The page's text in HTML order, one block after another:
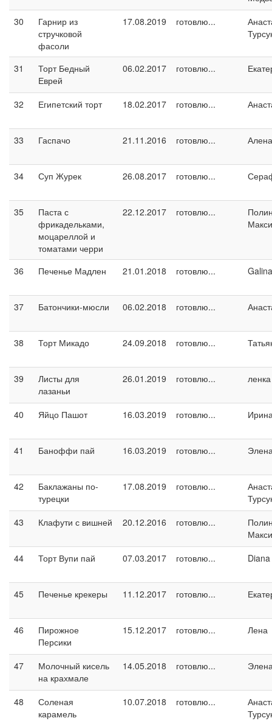
30
Гарнир из
стручковой
фасоли
17.08.2019 готовлю...
31
Торт Бедный
Еврей
06.02.2017 готовлю...
32 Египетский торт 18.02.2017 готовлю...
33 Гаспачо 21.11.2016 готовлю... Алена
34 Суп Журек 26.08.2017 готовлю...
35
Паста с
фрикадельками,
моцареллой и
томатами черри
22.12.2017 готовлю...
36 Печенье Мадлен 21.01.2018 готовлю...
37 Батончики-мюсли 06.02.2018 готовлю...
38 Торт Микадо 24.09.2018 готовлю...
39
Листы для
лазаньи
26.01.2019 готовлю...
40 Яйцо Пашот 16.03.2019 готовлю...
41 Баноффи пай 16.03.2019 готовлю...
42
Баклажаны по-
турецки
17.08.2019 готовлю...
43
Клафути с вишней 20.12.2016 готовлю...
44
Торт Вупи пай 07.03.2017 готовлю... Diana
45 Печенье крекеры 11.12.2017 готовлю...
46
Пирожное
Персики
15.12.2017 готовлю... Лена
47
Молочный кисель
на крахмале
14.05.2018 готовлю...
48
Соленая
карамель
10.07.2018 готовлю...